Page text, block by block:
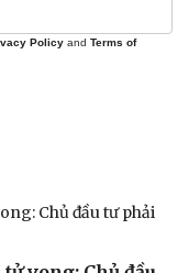
Policy and Terms of